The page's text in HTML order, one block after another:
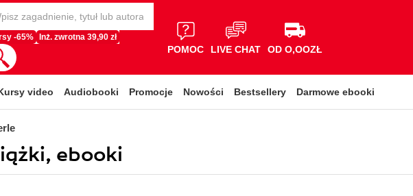
-65% Inż. zwrotna 39,90 zł
POMOC LIVE CHAT OD O,OOZŁ
video Audiobooki Promocje Nowości Bestsellery Darmowe ebooki
ebooki